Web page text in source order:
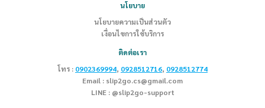
นโยบาย
นโยบายความเป็นส่วนตัว
เงื่อนไขการใช้บริการ
ติดต่อเรา
โทร : 0902369994, 0928512716, 0928512774
Email : slip2go.cs@gmail.com
LINE : @slip2go-support